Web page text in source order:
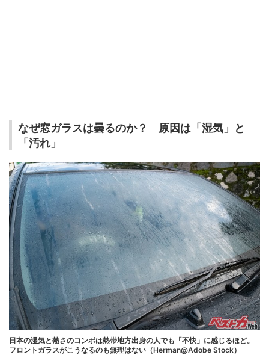
なぜ窓ガラスは曇るのか？ 原因は「湿気」と
「汚れ」
日本の湿気と熱さのコンボは熱帯地方出身の人でも「不快」に感じるほど。
フロントガラスがこうなるのも無理はない（Herman@Adobe Stock）